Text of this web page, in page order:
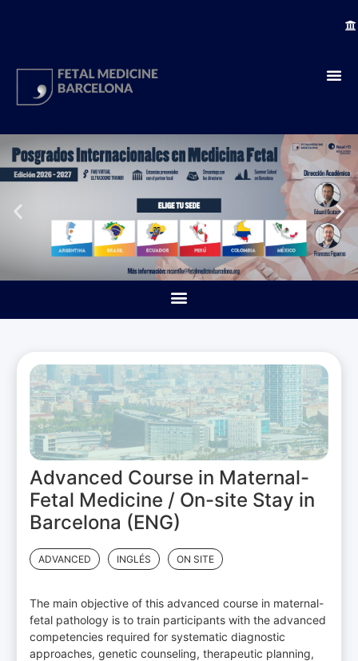
Advanced Course in Maternal-
Fetal Medicine / On-site Stay in
Barcelona (ENG)
ADVANCED INGLÉS ON SITE
The main objective of this advanced course in maternal-
fetal pathology is to train participants with the advanced
competencies required for systematic diagnostic
approaches, genetic counseling, therapeutic planning,